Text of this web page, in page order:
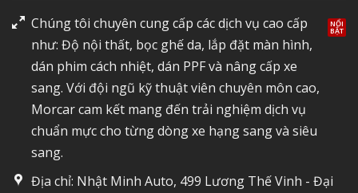
Chúng tôi chuyên cung cấp các dịch vụ cao cấp
như: Độ nội thất, bọc ghế da, lắp đặt màn hình,
dán phim cách nhiệt, dán PPF và nâng cấp xe
sang. Với đội ngũ kỹ thuật viên chuyên môn cao,
Morcar cam kết mang đến trải nghiệm dịch vụ
chuẩn mực cho từng dòng xe hạng sang và siêu
sang.
Địa chỉ: Nhật Minh Auto, 499 Lương Thế Vinh - Đại